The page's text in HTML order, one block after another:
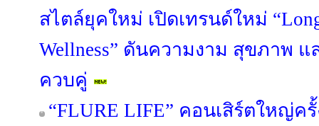
สไตล์ยุคใหม่ เปิดเทรนด์ใหม่
Wellness” ดันความงาม สุขภาพ
ควบคู่
“FLURE LIFE” คอนเสิร์ตใหญ่